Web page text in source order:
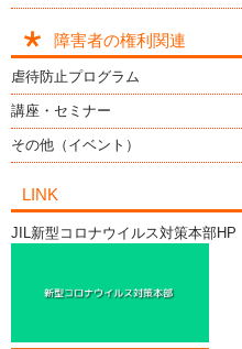
障害者の権利関連
虐待防止プログラム
講座・セミナー
その他（イベント）
LINK
JIL新型コロナウイルス対策本部HP